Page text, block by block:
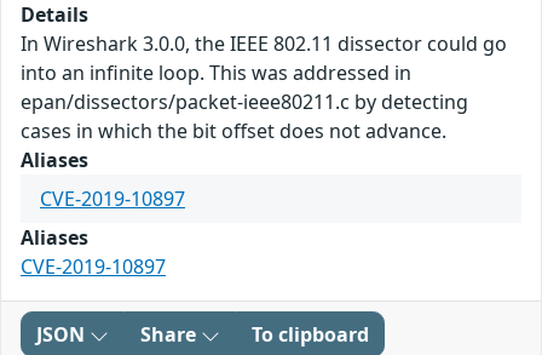
Details
In Wireshark 3.0.0, the IEEE 802.11 dissector could go
into an infinite loop. This was addressed in
epan/dissectors/packet-ieee80211.c by detecting
cases in which the bit offset does not advance.
Aliases
CVE-2019-10897
Aliases
CVE-2019-10897
JSON Share To clipboard